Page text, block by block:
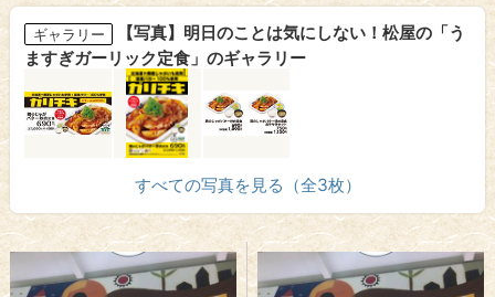
ギャラリー
【写真】明日のことは気にしない！松屋の「う
ますぎガーリック定食」のギャラリー
すべての写真を見る（全3枚）